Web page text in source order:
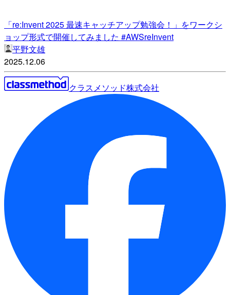
「re:Invent 2025 最速キャッチアップ勉強会！」をワークシ
ョップ形式で開催してみました #AWSreInvent
平野文雄
2025.12.06
クラスメソッド株式会社